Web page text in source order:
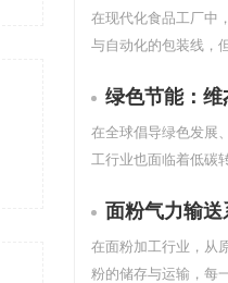
在现代化食品工厂中
与自动化的包装线，
投料、机械输送方式
技术所取代：气力输
绿色节能：维杰面粉
在全球倡导绿色发展
工行业也面临着低碳
性能直接影响着企业
动化推出的面粉气力
念，为面粉加工行业
面粉气力输送系统：
在面粉加工行业，从
粉的储存与运输，每